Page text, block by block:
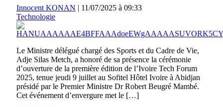
Innocent KONAN | 11/07/2025 à 09:33
Technologie
Le Ministre délégué chargé des Sports et du Cadre de Vie,
Adje Silas Metch, a honoré de sa présence la cérémonie
d’ouverture de la première édition de l’Ivoire Tech Forum
2025, tenue jeudi 9 juillet au Sofitel Hôtel Ivoire à Abidjan
présidé par le Premier Ministre Dr Robert Beugré Mambé.
Cet événement d’envergure met le […]